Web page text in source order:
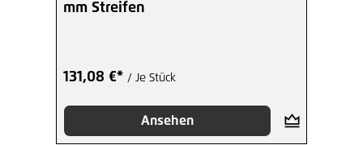
mm Streifen
131,08 €* / Je Stück
Ansehen